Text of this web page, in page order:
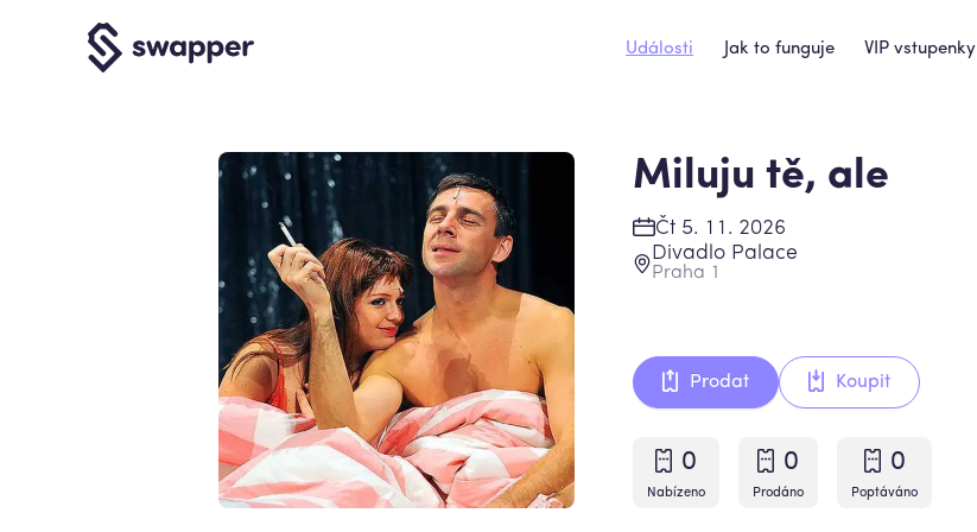
Události Jak to funguje VIP vstupenky
Miluju tě, ale
Čt 5. 11. 2026
Divadlo Palace
Praha 1
Prodat Koupit
0
Nabízeno
0
Prodáno
0
Poptáváno